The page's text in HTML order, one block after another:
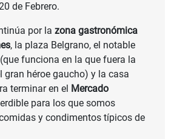
de Febrero.
por la zona gastronómica
, la plaza Belgrano, el notable
funciona en la que fuera la
héroe gaucho) y la casa
terminar en el Mercado
para los que somos
y condimentos típicos de